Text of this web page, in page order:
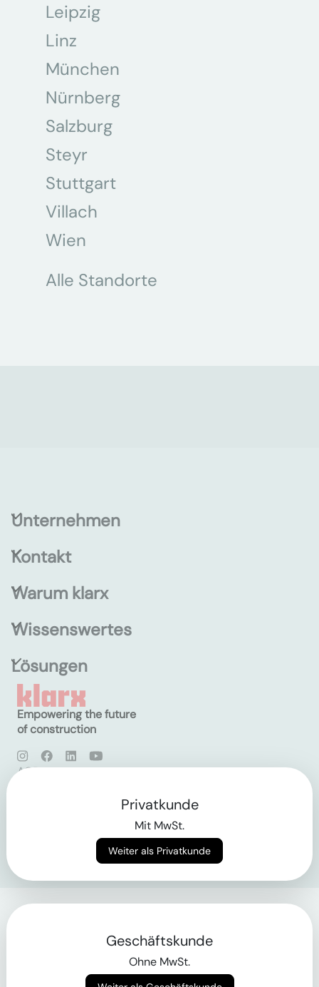
Leipzig
Linz
München
Nürnberg
Salzburg
Steyr
Stuttgart
Villach
Wien
Alle Standorte
Unternehmen
Kontakt
Warum klarx
Wissenswertes
Lösungen
Empowering the future
of construction
AGB
Privatkunde
Mit MwSt.
Weiter als Privatkunde
Geschäftskunde
Ohne MwSt.